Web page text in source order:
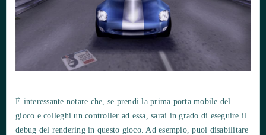
È interessante notare che, se prendi la prima porta mobile del
gioco e colleghi un controller ad essa, sarai in grado di eseguire il
debug del rendering in questo gioco. Ad esempio, puoi disabilitare